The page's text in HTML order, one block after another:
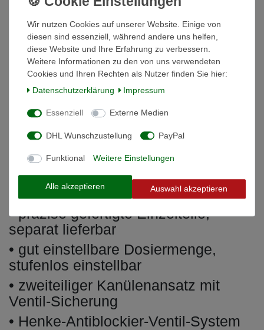
Informationen zur Produktsicherheit
Spritzen und Kanülen
HSW VET-MATIC®
Mit Luer-Lock-Ansatz 5,0 ml
• automatische Injektionsspritze für
pharmazeutische Tierpräparate
• stabile Kolbenstange mit
vergrößertem Durchlauf
• vollständig demontierbar, optimale
Reinigungsmöglichkeit
• präzise gefertigte Einzelteile,
separat lieferbar
• gut einstellbare Dosiermenge,
stufenlos einstellbar
• zweiteiliger Kanülenansatz mit
Ventil-Sicherung
• Henke-Antiblockier-Ventil-System
Wir nutzen Cookies auf unserer Website. Einige von
diesen sind essenziell, während andere uns helfen,
diese Website und Ihre Erfahrung zu verbessern.
Weitere Informationen zu den von uns verwendeten
Cookies und Ihren Rechten als Nutzer finden Sie hier:
Daten­schutz­erklärung
Impressum
Essenziell Externe Medien
DHL Wunschzustellung PayPal
Funktional Weitere Einstellungen
Alle akzeptieren Auswahl akzeptieren